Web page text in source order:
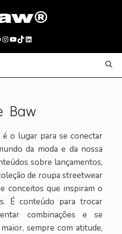
Instagram
Youtube
TikTokLinkedIn
Baw
o lugar para se conectar
da moda e da nossa
sobre lançamentos,
de roupa streetwear
conceitos que inspiram o
É conteúdo para trocar
combinações e se
sempre com atitude,